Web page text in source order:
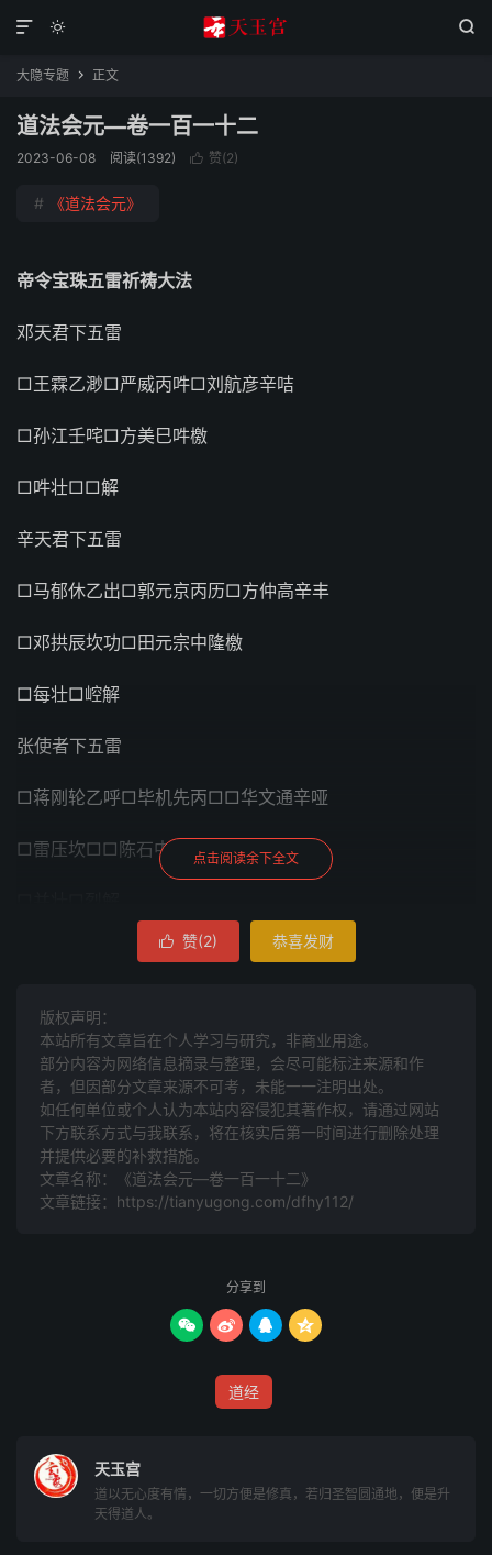
 

大隐专题  正文
道法会元—卷一百一十二
2023-06-08 阅读(1392)  赞(2)
# 《道法会元》
帝令宝珠五雷祈祷大法
邓天君下五雷
□王霖乙渺□严威丙吽□刘航彦辛咭
□孙江壬咤□方美巳吽檄
□吽壮□□解
辛天君下五雷
□马郁休乙出□郭元京丙历□方仲高辛丰
□邓拱辰坎功□田元宗中隆檄
□每壮□崆解
张使者下五雷
□蒋刚轮乙呼□毕机先丙□□华文通辛哑
□雷压坎□□陈石中嗄檄
已上十五令雷神令，用此十五令差使。
宝珠卦炁帝令三清勑
玉清上清太清
七宝令
□咁玉清哔上清哩太清召玉帝□南极杀睒O楹笸镰Ｌ旄
宸令
□奕判府呤侍中丽仆射答天雷梵玉枢吁斗枢洗司命木五雷激
五斗檄五方雷神
点击阅读余下全文
 赞(2) 恭喜发财
版权声明：
本站所有文章旨在个人学习与研究，非商业用途。
部分内容为网络信息摘录与整理，会尽可能标注来源和作
者，但因部分文章来源不可考，未能一一注明出处。
如任何单位或个人认为本站内容侵犯其著作权，请通过网站
下方联系方式与我联系​​，将在核实后第一时间进行删除处理
并提供必要的补救措施。
文章名称：《道法会元—卷一百一十二》
文章链接： https://tianyugong.com/dfhy112/
分享到
   
道经
天玉宫
道以无心度有情，一切方便是修真，若归圣智圆通地，便是升
天得道人。